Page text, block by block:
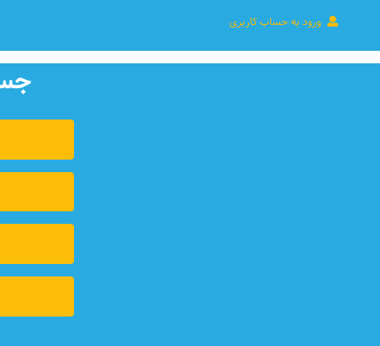
ورود به حساب کاربری